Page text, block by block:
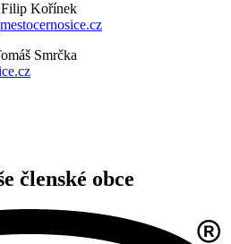
Kořínek
Smrčka
členské obce